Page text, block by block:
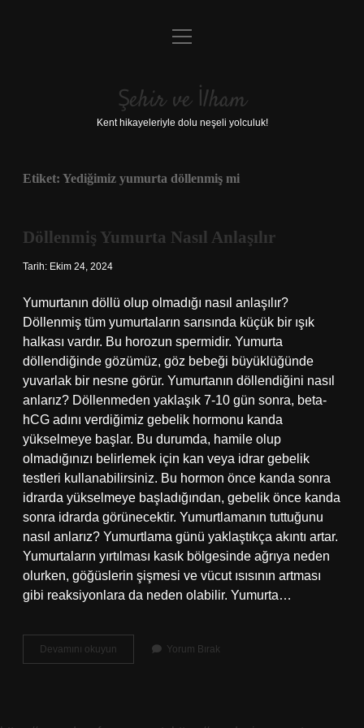
Anasayfa
Yasal Uyarı
menüyü
Şehir ve İlham
Kent hikayeleriyle dolu neşeli yolculuk!
Etiket: Yediğimiz yumurta döllenmiş mi
Döllenmiş Yumurta Nasıl Anlaşılır
Tarih: Ekim 24, 2024
Yumurtanın döllü olup olmadığı nasıl anlaşılır?
Döllenmiş tüm yumurtaların sarısında küçük bir ışık
halkası vardır. Bu horozun spermidir. Yumurta
döllendiğinde gözümüz, göz bebeği büyüklüğünde
yuvarlak bir nesne görür. Yumurtanın döllendiğini nasıl
anlarız? Döllenmeden yaklaşık 7-10 gün sonra, beta-
hCG adını verdiğimiz gebelik hormonu kanda
yükselmeye başlar. Bu durumda, hamile olup
olmadığınızı belirlemek için kan veya idrar gebelik
testleri kullanabilirsiniz. Bu hormon önce kanda sonra
idrarda yükselmeye başladığından, gebelik önce kanda
sonra idrarda görünecektir. Yumurtlamanın tuttuğunu
nasıl anlarız? Yumurtlama günü yaklaştıkça akıntı artar.
Yumurtaların yırtılması kasık bölgesinde ağrıya neden
olurken, göğüslerin şişmesi ve vücut ısısının artması
gibi reaksiyonlara da neden olabilir. Yumurta…
Devamını okuyun Döllenmiş
Yumurta
Yorum Bırak